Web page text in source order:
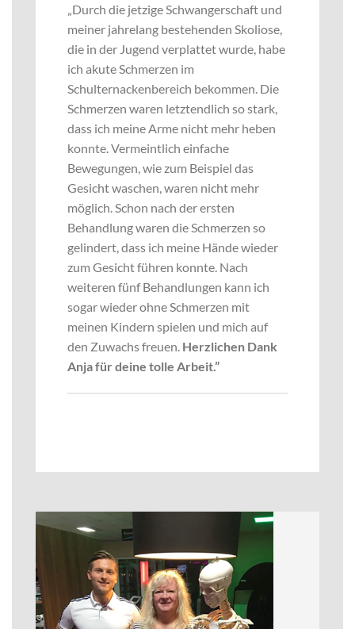
„Durch die jetzige Schwangerschaft und
meiner jahrelang bestehenden Skoliose,
die in der Jugend verplattet wurde, habe
ich akute Schmerzen im
Schulternackenbereich bekommen. Die
Schmerzen waren letztendlich so stark,
dass ich meine Arme nicht mehr heben
konnte. Vermeintlich einfache
Bewegungen, wie zum Beispiel das
Gesicht waschen, waren nicht mehr
möglich. Schon nach der ersten
Behandlung waren die Schmerzen so
gelindert, dass ich meine Hände wieder
zum Gesicht führen konnte. Nach
weiteren fünf Behandlungen kann ich
sogar wieder ohne Schmerzen mit
meinen Kindern spielen und mich auf
den Zuwachs freuen. Herzlichen Dank
Anja für deine tolle Arbeit.”